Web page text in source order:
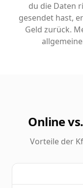
du die Daten
gesendet hast,
Geld zurück.
Online
Vorteile der